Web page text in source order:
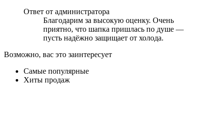
Ответ от администратора
Благодарим за высокую оценку. Очень
приятно, что шапка пришлась по душе —
пусть надёжно защищает от холода.
Возможно, вас это заинтересует
Самые популярные
Хиты продаж